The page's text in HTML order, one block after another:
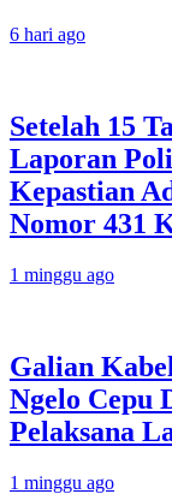
6 hari ago
Setelah 15
Laporan
Kepastian
Nomor 431
1 minggu ago
Galian
Ngelo Cepu
Pelaksana
1 minggu ago